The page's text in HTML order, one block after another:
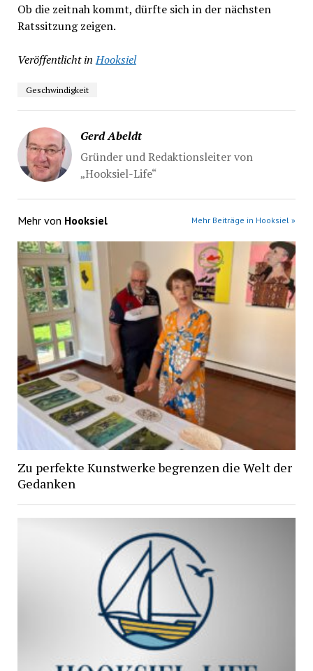
Ob die zeitnah kommt, dürfte sich in der nächsten
Ratssitzung zeigen.
Veröffentlicht in Hooksiel
Geschwindigkeit
Gerd Abeldt
Gründer und Redaktionsleiter von
„Hooksiel-Life“
Mehr von Hooksiel Mehr Beiträge in Hooksiel »
Zu perfekte Kunstwerke begrenzen die Welt der
Gedanken